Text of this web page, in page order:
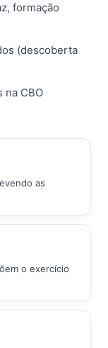
formação
(descoberta
na CBO
as
o exercício